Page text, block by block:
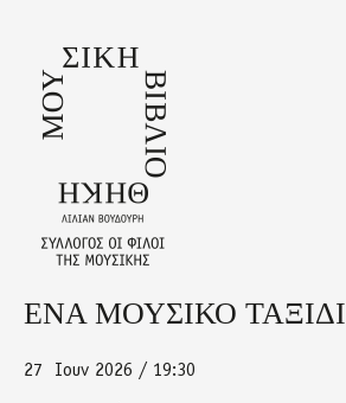
main
content
Back
top
ΕΝΑ ΜΟΥΣΙΚΟ ΤΑΞΙΔΙ
27 Ιουν 2026 / 19:30